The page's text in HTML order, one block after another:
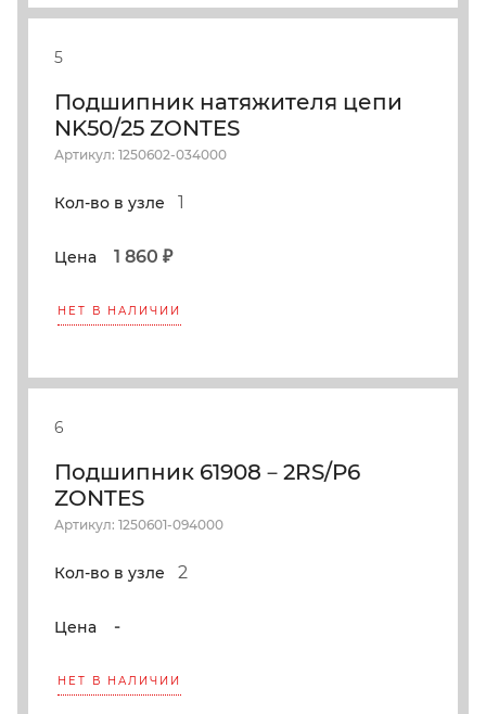
5
Подшипник натяжителя цепи
NK50/25 ZONTES
Артикул: 1250602-034000
Кол-во в узле 1
Цена 1 860 ₽
НЕТ В НАЛИЧИИ
6
Подшипник 61908－2RS/P6
ZONTES
Артикул: 1250601-094000
Кол-во в узле 2
Цена -
НЕТ В НАЛИЧИИ